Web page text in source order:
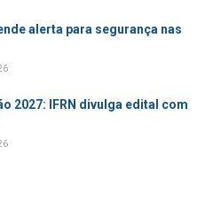
alerta para segurança nas
2027: IFRN divulga edital com